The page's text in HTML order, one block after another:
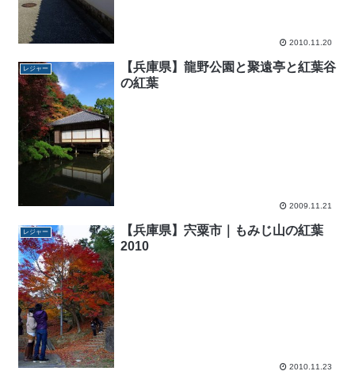
2010.11.20
レジャー
【兵庫県】龍野公園と聚遠亭と紅葉谷
の紅葉
2009.11.21
レジャー
【兵庫県】宍粟市｜もみじ山の紅葉
2010
2010.11.23